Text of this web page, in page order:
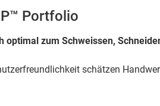
Portfolio
optimal zum Schweissen,
schätzen